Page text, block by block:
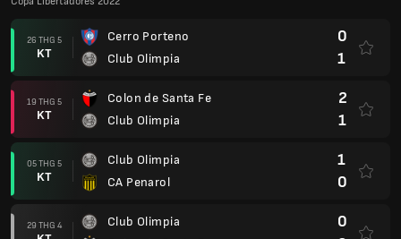
26 THG 5
KT
Cerro Porteno
Club Olimpia
0
1
19 THG 5
KT
Colon de Santa Fe
Club Olimpia
2
1
05 THG 5
KT
Club Olimpia
CA Penarol
1
0
29 THG 4
Club Olimpia
0